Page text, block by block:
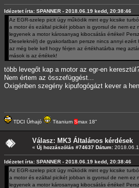
Idézetet írta: SPANNER - 2018.06.19 kedd, 20:38:46
Az EGR-szelep picit úgy működik mint egy kicsike
a motor és ezáltal picikét jobban is gyorsul de nem
legyenek a motor károsanyag kibocsátás értékei!
Dieseleknél) de gyakorlatban persze nincs annyi
az még bele kell hogy férjen az értékhatárba meg
mások is az értékek!
több levegőt kap a motor az egr-en
Nem értem az összefüggést...
Oxigénben szegény kipufogógázt kever a
TDCI Űrhajó Titanium Smax 18"
Válasz: MK3 Általános kérdések
« Új hozzászólás #74637 Dátum:
Idézetet írta: SPANNER - 2018.06.19 kedd, 20:38:46
Az EGR-szelep picit úgy működik mint egy kicsike
a motor és ezáltal picikét jobban is gyorsul de nem
legyenek a motor károsanyag kibocsátás értékei!